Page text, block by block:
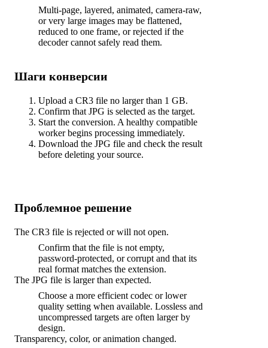
Multi-page, layered, animated, camera-raw,
or very large images may be flattened,
reduced to one frame, or rejected if the
decoder cannot safely read them.
Шаги конверсии
Upload a CR3 file no larger than 1 GB.
Confirm that JPG is selected as the target.
Start the conversion. A healthy compatible
worker begins processing immediately.
Download the JPG file and check the result
before deleting your source.
Проблемное решение
The CR3 file is rejected or will not open.
Confirm that the file is not empty,
password-protected, or corrupt and that its
real format matches the extension.
The JPG file is larger than expected.
Choose a more efficient codec or lower
quality setting when available. Lossless and
uncompressed targets are often larger by
design.
Transparency, color, or animation changed.